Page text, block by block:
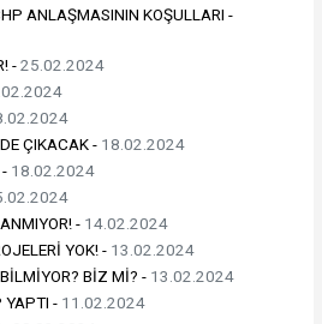
ANLAŞMASININ KOŞULLARI -
-25.02.2024
ÇIKACAK - 18.02.2024
18.02.2024
- 14.02.2024
YOK! - 13.02.2024
BİZ Mİ? - 13.02.2024
YAPTI - 11.02.2024